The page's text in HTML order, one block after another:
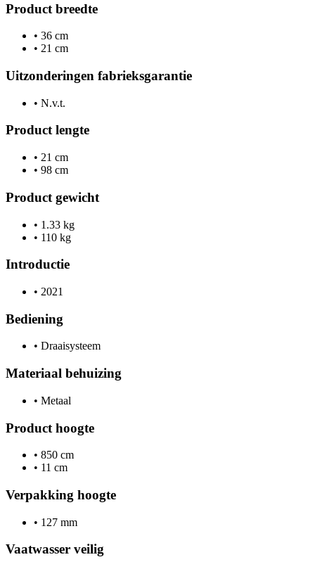
Product breedte
• 36 cm
• 21 cm
Uitzonderingen fabrieksgarantie
• N.v.t.
Product lengte
• 21 cm
• 98 cm
Product gewicht
• 1.33 kg
• 110 kg
Introductie
• 2021
Bediening
• Draaisysteem
Materiaal behuizing
• Metaal
Product hoogte
• 850 cm
• 11 cm
Verpakking hoogte
• 127 mm
Vaatwasser veilig